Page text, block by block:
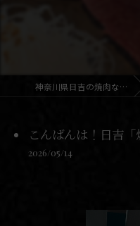
神奈川県日吉の焼肉なら焼肉 煉
こんばんは！日吉
2026/05/14